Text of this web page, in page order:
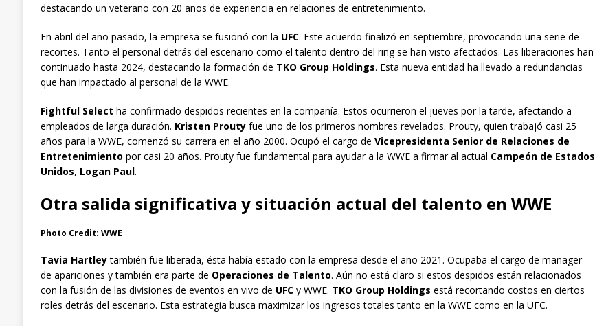
destacando un veterano con 20 años de experiencia en relaciones de entretenimiento.
En abril del año pasado, la empresa se fusionó con la UFC. Este acuerdo finalizó en septiembre, provocando una serie de
recortes. Tanto el personal detrás del escenario como el talento dentro del ring se han visto afectados. Las liberaciones han
continuado hasta 2024, destacando la formación de TKO Group Holdings. Esta nueva entidad ha llevado a redundancias
que han impactado al personal de la WWE.
Fightful Select ha confirmado despidos recientes en la compañía. Estos ocurrieron el jueves por la tarde, afectando a
empleados de larga duración. Kristen Proutyfue uno de los primeros nombres revelados. Prouty, quien trabajó casi 25
años para la WWE, comenzó su carrera en el año 2000. Ocupó el cargo de Vicepresidenta Senior de Relaciones de
Entretenimiento por casi 20 años. Prouty fue fundamental para ayudar a la WWE a firmar al actual Campeón de Estados
Unidos, Logan Paul.
Otra salida significativa y situación actual del talento en WWE
Photo Credit: WWE
Tavia Hartleytambién fue liberada, ésta había estado con la empresa desde el año 2021. Ocupaba el cargo de manager
de apariciones y también era parte de Operaciones de Talento. Aún no está claro si estos despidos están relacionados
con la fusión de las divisiones de eventos en vivo de UFCy WWE. TKO Group Holdings está recortando costos en ciertos
roles detrás del escenario. Esta estrategia busca maximizar los ingresos totales tanto en la WWE como en la UFC.